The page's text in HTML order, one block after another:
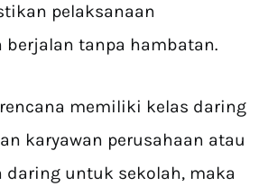
pelaksanaan
berjalan tanpa hambatan.
memiliki kelas daring
karyawan perusahaan atau
daring untuk sekolah, maka